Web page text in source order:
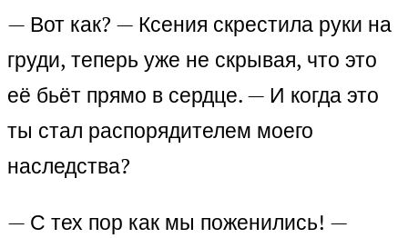
— Вот как? — Ксения скрестила руки на
груди, теперь уже не скрывая, что это
её бьёт прямо в сердце. — И когда это
ты стал распорядителем моего
наследства?
— С тех пор как мы поженились! —